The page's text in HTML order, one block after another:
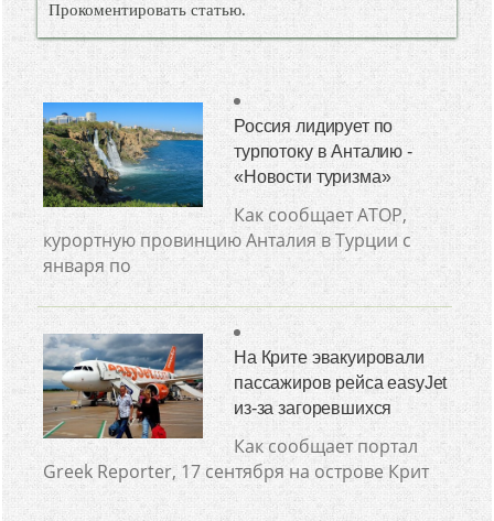
Прокоментировать статью.
Россия лидирует по
турпотоку в Анталию -
«Новости туризма»
Как сообщает АТОР,
курортную провинцию Анталия в Турции с
января по
На Крите эвакуировали
пассажиров рейса easyJet
из-за загоревшихся
Как сообщает портал
Greek Reporter, 17 сентября на острове Крит